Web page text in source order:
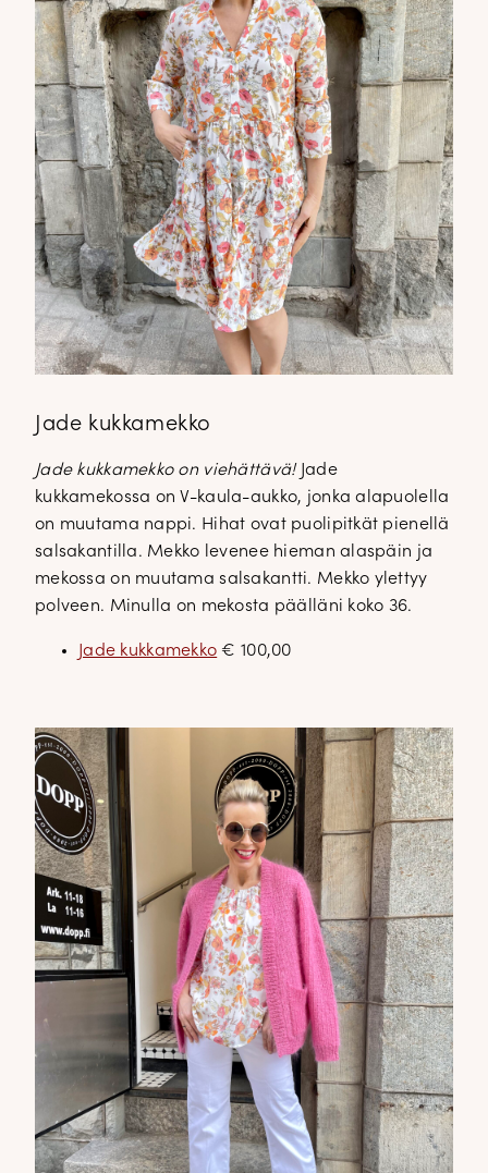
Jade kukkamekko
Jade kukkamekko on viehättävä!Jade
kukkamekossa on V-kaula-aukko, jonka alapuolella
on muutama nappi. Hihat ovat puolipitkät pienellä
salsakantilla. Mekko levenee hieman alaspäin ja
mekossa on muutama salsakantti. Mekko ylettyy
polveen. Minulla on mekosta päälläni koko 36.
Jade kukkamekko € 100,00